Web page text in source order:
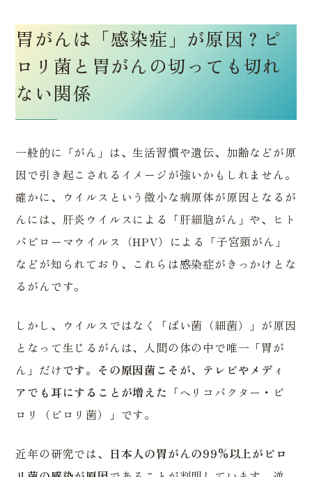
胃がんは「感染症」が原因？ピ
ロリ菌と胃がんの切っても切れ
ない関係
一般的に「がん」は、生活習慣や遺伝、加齢などが原
因で引き起こされるイメージが強いかもしれません。
確かに、ウイルスという微小な病原体が原因となるが
んには、肝炎ウイルスによる「肝細胞がん」や、ヒト
パピローマウイルス（HPV）による「子宮頸がん」
などが知られており、これらは感染症がきっかけとな
るがんです。
しかし、ウイルスではなく「ばい菌（細菌）」が原因
となって生じるがんは、人間の体の中で唯一「胃が
ん」だけです。その原因菌こそが、テレビやメディ
アでも耳にすることが増えた 「ヘリコバクター・ピ
ロリ（ピロリ菌）」です。
近年の研究では、 日本人の胃がんの99%以上がピロ